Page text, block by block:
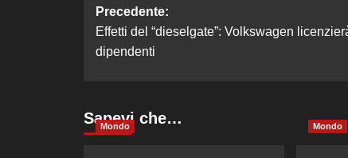
Navigazione
articolo
Precedente:
Effetti del “dieselgate”: Volkswagen
dipendenti
Sapevi che…
Mondo Mondo